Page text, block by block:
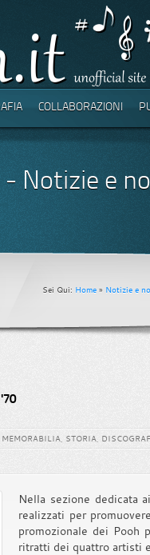
COLLABORAZIONI
- Notizie e
Sei Qui: Home» Notizie e
MEMORABILIA, STORIA,
Nella sezione dedicata
realizzati per
promozionale dei Pooh
ritratti dei quattro artisti